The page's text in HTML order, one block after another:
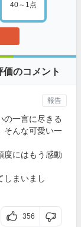
40～1点
価のコメント
の一言に尽きる
そんな可愛い一
度にはもう感動
しまいまし
356
報告